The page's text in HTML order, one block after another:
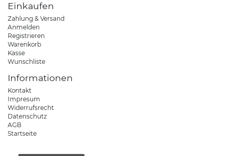
Einkaufen
Zahlung & Versand
Anmelden
Registrieren
Warenkorb
Kasse
Wunschliste
Informationen
Kontakt
Impresum
Widerrufsrecht
Datenschutz
AGB
Startseite